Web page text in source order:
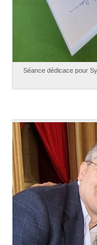
Séance dédicace pour